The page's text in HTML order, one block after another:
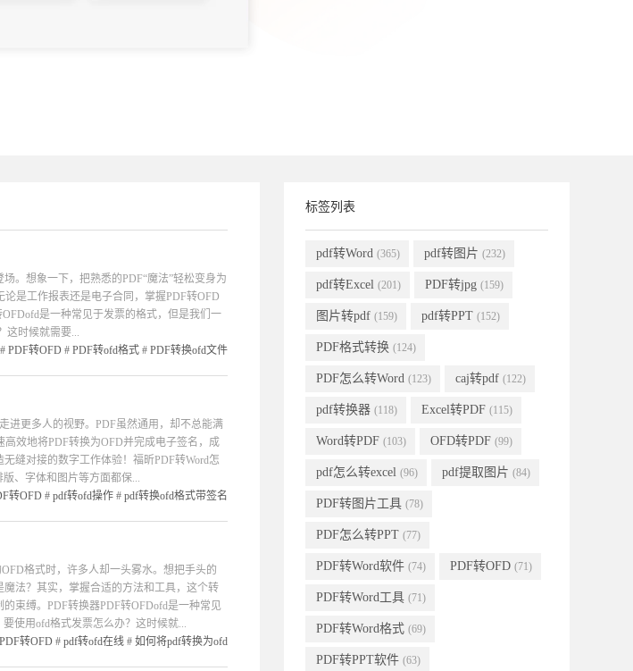
。想象一下，把熟悉的PDF“魔法”轻松变身为
是工作报表还是电子合同，掌握PDF转OFD
是一种常见于发票的格式，但是我们一
这时候就需要...
# PDF转OFD # PDF转ofd格式 # PDF转换ofd文件
进更多人的视野。PDF虽然通用，却不总能满
效地将PDF转换为OFD并完成电子签名，成
缝对接的数字工作体验！福昕PDF转Word怎
、字体和图片等方面都保...
转OFD # pdf转ofd操作 # pdf转换ofd格式带签名
格式时，许多人却一头雾水。想把手头的
法？其实，掌握合适的方法和工具，这个转
束缚。PDF转换器PDF转OFDofd是一种常见
使用ofd格式发票怎么办？这时候就...
PDF转OFD # pdf转ofd在线 # 如何将pdf转换为ofd
标签列表
pdf转Word (365) pdf转图片 (232)
pdf转Excel (201) PDF转jpg (159)
图片转pdf (159) pdf转PPT (152)
PDF格式转换 (124)
PDF怎么转Word (123) caj转pdf (122)
pdf转换器 (118) Excel转PDF (115)
Word转PDF (103) OFD转PDF (99)
pdf怎么转excel (96) pdf提取图片 (84)
PDF转图片工具 (78)
PDF怎么转PPT (77)
PDF转Word软件 (74) PDF转OFD (71)
PDF转Word工具 (71)
PDF转Word格式 (69)
PDF转PPT软件 (63)